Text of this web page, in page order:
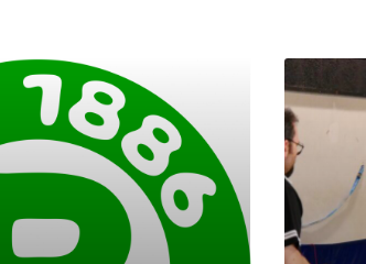
Mehr
erfahren